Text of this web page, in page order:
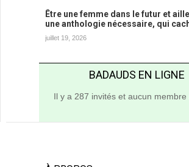
Être une femme dans le futur et
une anthologie nécessaire, qui
juillet 19, 2026
BADAUDS EN LIGNE
Il y a 287 invités et aucun membre